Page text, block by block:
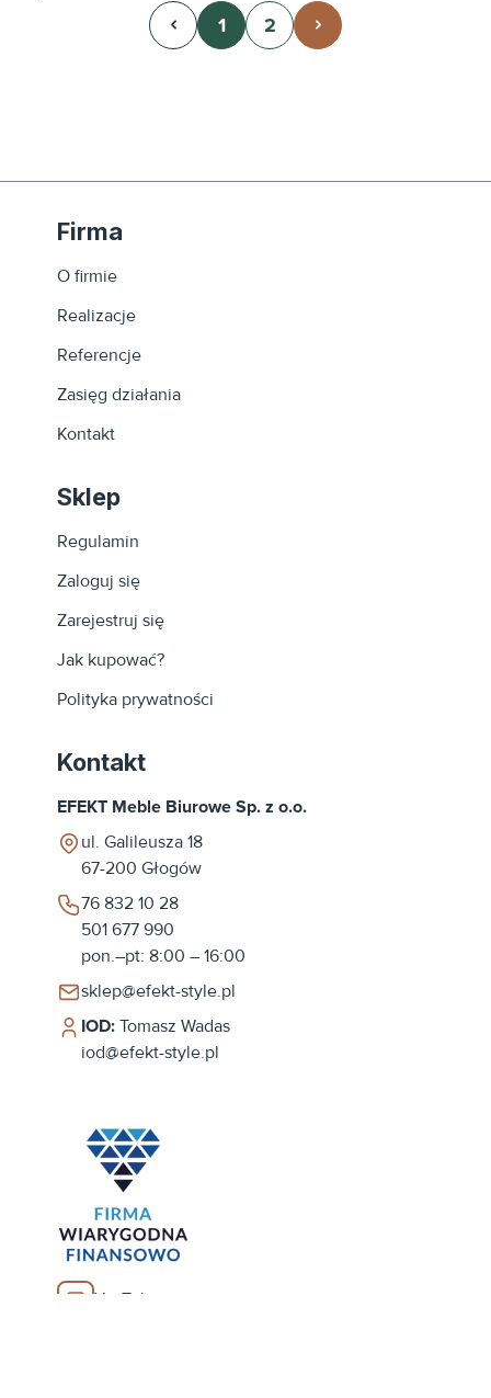
Strona
1 Strona
2
Firma
O firmie
Realizacje
Referencje
Zasięg działania
Kontakt
Sklep
Regulamin
Zaloguj się
Zarejestruj się
Jak kupować?
Polityka prywatności
Kontakt
EFEKT Meble Biurowe Sp. z o.o.
ul. Galileusza 18
67-200 Głogów
76 832 10 28
501 677 990
pon.–pt: 8:00 – 16:00
sklep@efekt-style.pl
IOD: Tomasz Wadas
iod@efekt-style.pl
YouTube